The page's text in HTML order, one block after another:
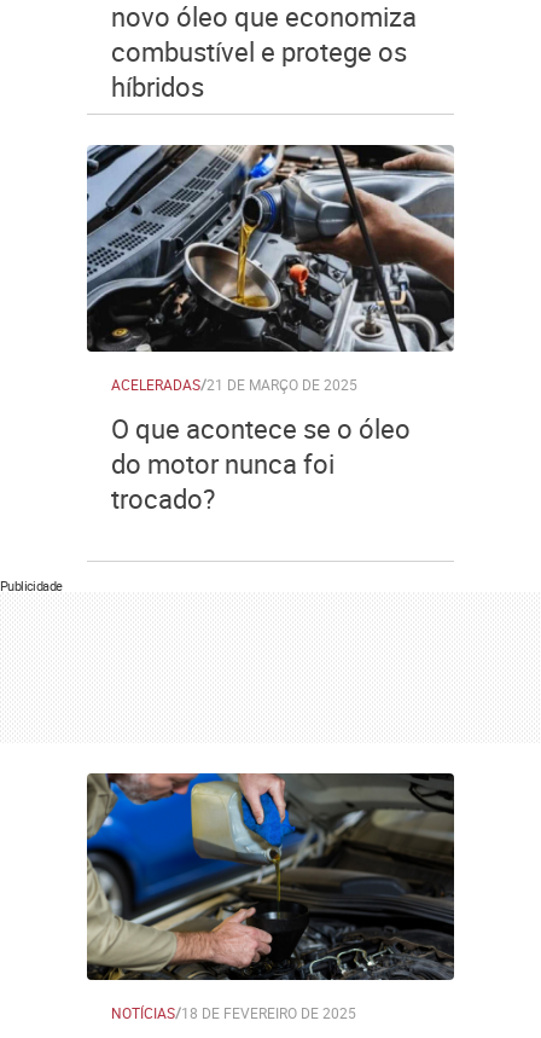
novo óleo que economiza
combustível e protege os
híbridos
ACELERADAS/21 DE MARÇO DE 2025
O que acontece se o óleo
do motor nunca foi
trocado?
Publicidade
NOTÍCIAS/18 DE FEVEREIRO DE 2025